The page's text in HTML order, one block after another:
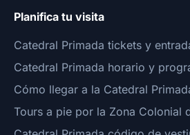
Planifica tu visita
Catedral Primada tickets y
Catedral Primada horario y
Cómo llegar a la Catedral
Tours a pie por la Zona Colonial